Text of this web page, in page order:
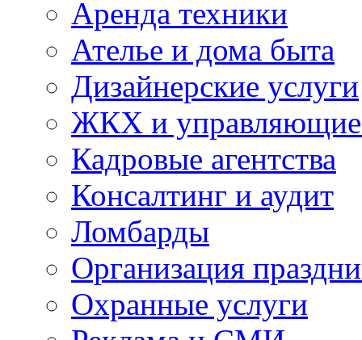
Аренда техники
Ателье и дома быта
Дизайнерские услуги
ЖКХ и управляющие
Кадровые агентства
Консалтинг и аудит
Ломбарды
Организация
Охранные услуги